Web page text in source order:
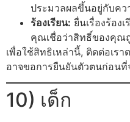
ประมวลผลขึ้นอยู่กับคว
ร้องเรียน: ยื่นเรื่องร้อง
คุณเชื่อว่าสิทธิ์ของคุณ
เพื่อใช้สิทธิเหล่านี้, ติดต่อเรา
อาจขอการยืนยันตัวตนก่อนที่
10) เด็ก